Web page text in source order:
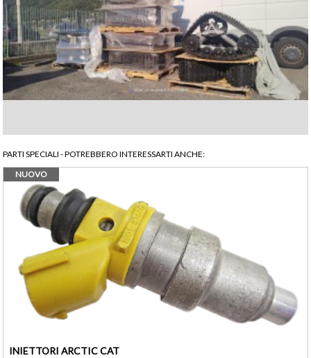
PARTI SPECIALI - POTREBBERO INTERESSARTI ANCHE:
INIETTORI ARCTIC CAT
NUOVO